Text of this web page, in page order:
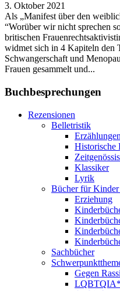
3. Oktober 2021
Als „Manifest über den
“Worüber wir nicht sprechen
britischen
widmet sich in 4 Kapiteln den
Schwangerschaft und
Frauen gesammelt und...
Buchbesprechungen
Rezensionen
Belletristik
Erzählungen
Historische
Klassiker
Lyrik
Bücher für
Erziehung
Sachbücher
Gegen
LQBTQIA*